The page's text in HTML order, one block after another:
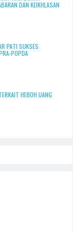
DAN KEIKHLASAN
PATI SUKSES
POPDA
HEBOH UANG